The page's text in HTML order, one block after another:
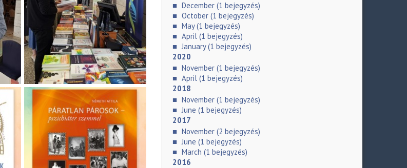
December (1 bejegyzés)
October (1 bejegyzés)
May(1 bejegyzés)
April (1 bejegyzés)
January(1 bejegyzés)
2020
November (1 bejegyzés)
April (1 bejegyzés)
2018
November (1 bejegyzés)
June (1 bejegyzés)
2017
November (2 bejegyzés)
June (1 bejegyzés)
March (1 bejegyzés)
2016